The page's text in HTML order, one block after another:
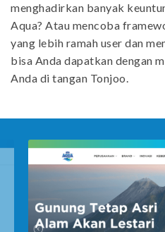
menghadirkan banyak
Aqua? Atau mencoba
yang lebih ramah user dan
bisa Anda dapatkan dengan
Anda di tangan Tonjoo.